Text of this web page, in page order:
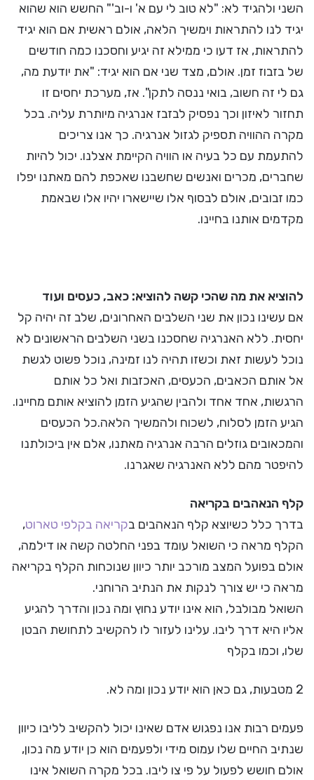
השני ולהגיד לא: "לא טוב לי עם א' ו-וב'" החשש הוא שהוא
יגיד לנו להתראות וימשיך הלאה, אולם ראשית אם הוא יגיד
להתראות, אז דעו כי ממילא זה יגיע וחסכנו כמה חודשים
של בזבוז זמן. אולם, מצד שני אם הוא יגיד: "את יודעת מה,
גם לי זה חשוב, בואי ננסה לתקן". אז, מערכת יחסים זו
תחזור לאיזון וכך נפסיק לבזבז אנרגיה מיותרת עליה. בכל
מקרה ההוויה תספיק לגזול אנרגיה. כך אנו צריכים
להתעמת עם כל בעיה או הוויה הקיימת אצלנו. יכול להיות
שחברים, מכרים ואנשים שחשבנו שאכפת להם מאתנו יפלו
כמו זבובים, אולם לבסוף אלו שיישארו יהיו אלו שבאמת
מקדמים אותנו בחיינו.
להוציא את מה שהכי קשה להוציא: כאב, כעסים ועוד
אם עשינו נכון את שני השלבים האחרונים, שלב זה יהיה קל
יחסית. ללא האנרגיה שחסכנו בשני השלבים הראשונים לא
נוכל לעשות זאת וכשזו תהיה לנו זמינה, נוכל פשוט לגשת
אל אותם הכאבים, הכעסים, האכזבות ואל כל אותם
הרגשות, אחד אחד ולהבין שהגיע הזמן להוציא אותם מחיינו.
הגיע הזמן לסלוח, לשכוח ולהמשיך הלאה.כל הכעסים
והמכאובים גוזלים הרבה אנרגיה מאתנו, אלם אין ביכולתנו
להיפטר מהם ללא האנרגיה שאגרנו.
קלף הנאהבים בקריאה
בדרך כלל כשיוצא קלף הנאהבים בקריאה בקלפי טארוט,
הקלף מראה כי השואל עומד בפני החלטה קשה או דילמה,
אולם בפועל המצב מורכב יותר כיוון שנוכחות הקלף בקריאה
מראה כי יש צורך לנקות את הנתיב הרוחני.
השואל מבולבל, הוא אינו יודע נחוץ ומה נכון והדרך להגיע
אליו היא דרך ליבו. עלינו לעזור לו להקשיב לתחושת הבטן
שלו, וכמו בקלף
2 מטבעות, גם כאן הוא יודע נכון ומה לא.
פעמים רבות אנו נפגוש אדם שאינו יכול להקשיב לליבו כיוון
שנתיב החיים שלו עמוס מידי ולפעמים הוא כן יודע מה נכון,
אולם חושש לפעול על פי צו ליבו. בכל מקרה השואל אינו